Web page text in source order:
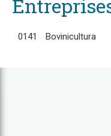
0141 Bovinicultura